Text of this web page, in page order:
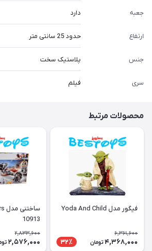
جعبه دارد
ارتفاع حدود 25 سانتی متر
جنس پلاستیک سخت
سری فیلم
محصولات مرتبط
فیگور مدل Yoda And Child
6,361,600
4,368,000 تومان 32٪
10913
2,833,600
2,576,000